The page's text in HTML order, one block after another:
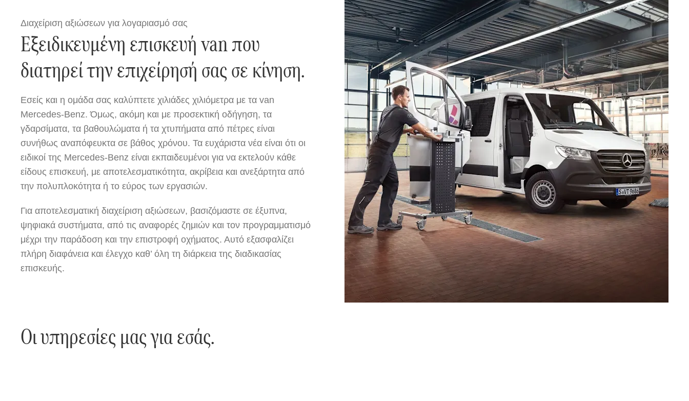
Διαχείριση αξιώσεων για λογαριασμό σας
Εξειδικευμένη επισκευή van που
διατηρεί την επιχείρησή σας σε κίνηση.
Εσείς και η ομάδα σας καλύπτετε χιλιάδες χιλιόμετρα με τα van
Mercedes-Benz. Όμως, ακόμη και με προσεκτική οδήγηση, τα
γδαρσίματα, τα βαθουλώματα ή τα χτυπήματα από πέτρες είναι
συνήθως αναπόφευκτα σε βάθος χρόνου. Τα ευχάριστα νέα είναι ότι οι
ειδικοί της Mercedes-Benz είναι εκπαιδευμένοι για να εκτελούν κάθε
είδους επισκευή, με αποτελεσματικότητα, ακρίβεια και ανεξάρτητα από
την πολυπλοκότητα ή το εύρος των εργασιών.
Για αποτελεσματική διαχείριση αξιώσεων, βασιζόμαστε σε έξυπνα,
ψηφιακά συστήματα, από τις αναφορές ζημιών και τον προγραμματισμό
μέχρι την παράδοση και την επιστροφή οχήματος. Αυτό εξασφαλίζει
πλήρη διαφάνεια και έλεγχο καθ’ όλη τη διάρκεια της διαδικασίας
επισκευής.
Οι υπηρεσίες μας για εσάς.